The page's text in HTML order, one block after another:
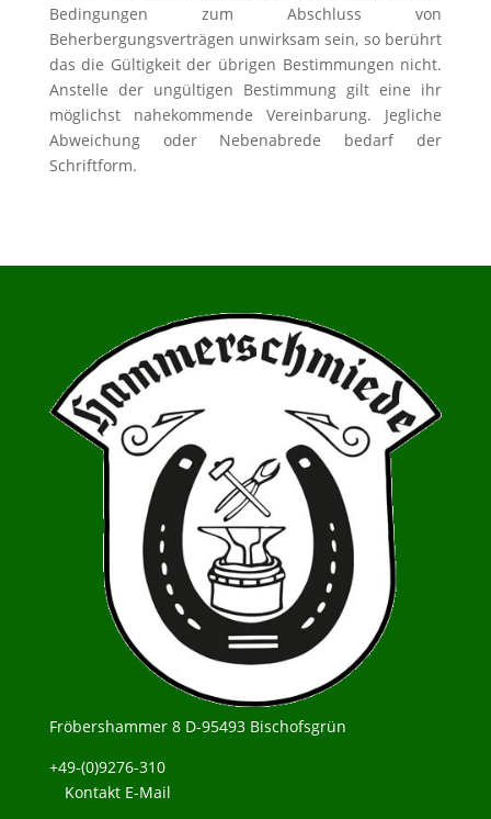
Bedingungen zum Abschluss von
Beherbergungsverträgen unwirksam sein, so berührt
das die Gültigkeit der übrigen Bestimmungen nicht.
Anstelle der ungültigen Bestimmung gilt eine ihr
möglichst nahekommende Vereinbarung. Jegliche
Abweichung oder Nebenabrede bedarf der
Schriftform.
Fröbershammer 8 D-95493 Bischofsgrün
+49-(0)9276-310
Kontakt E-Mail